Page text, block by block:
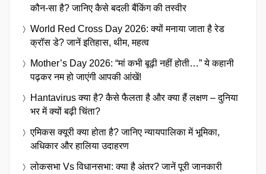
कौन-सा है? जानिए कैसे बदली बैंकिंग की तस्वीर
World Red Cross Day 2026: क्यों मनाया जाता है रेड
क्रॉस डे? जानें इतिहास, थीम, महत्व
Mother’s Day 2026: “मां कभी बूढ़ी नहीं होती…” ये कहानी
पढ़कर नम हो जाएंगी आपकी आंखें!
Hantavirus क्या है? कैसे फैलता है और क्या हैं लक्षण – दुनिया
भर में क्यों बढ़ी चिंता?
एमिकस क्यूरी क्या होता है? जानिए न्यायपालिका में भूमिका,
अधिकार और हालिया उदाहरण
लोकसभा Vs विधानसभा: क्या है अंतर? जानें पूरी जानकारी